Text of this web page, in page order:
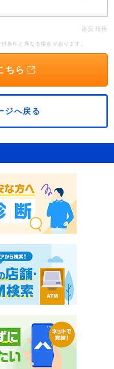
違反報告
条件と異なる場合があります。
ちら
ジへ戻る